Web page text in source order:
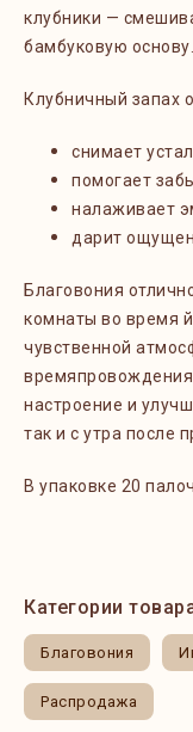
клубники —
бамбуковую основу.
Клубничный запах
снимает
помогает
налаживает
дарит
Благовония
комнаты во время
чувственной
настроение и
так и с утра после
В упаковке 20
Категории
Благовония
Распродажа